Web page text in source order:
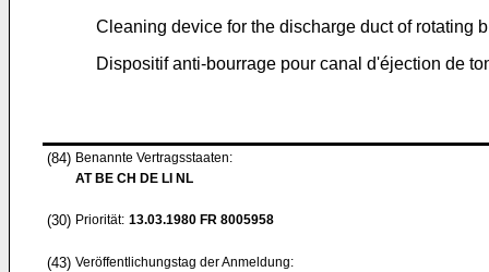
Cleaning device for the discharge duct of rotating
Dispositif anti-bourrage pour canal d'éjection de
(84) Benannte Vertragsstaaten:
AT BE CH DE LI NL
(30) Priorität: 13.03.1980 FR 8005958
(43) Veröffentlichungstag der Anmeldung: